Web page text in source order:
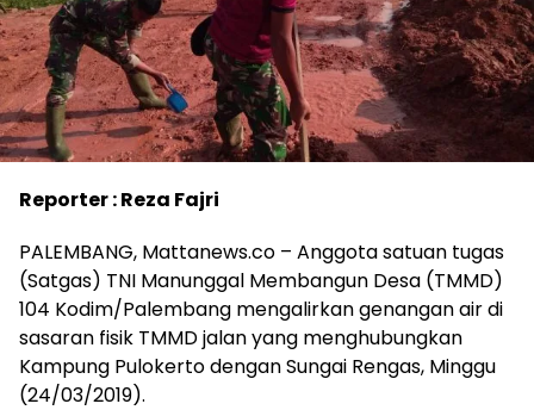
Reporter : Reza Fajri
PALEMBANG, Mattanews.co – Anggota satuan tugas
(Satgas) TNI Manunggal Membangun Desa (TMMD)
104 Kodim/Palembang mengalirkan genangan air di
sasaran fisik TMMD jalan yang menghubungkan
Kampung Pulokerto dengan Sungai Rengas, Minggu
(24/03/2019).